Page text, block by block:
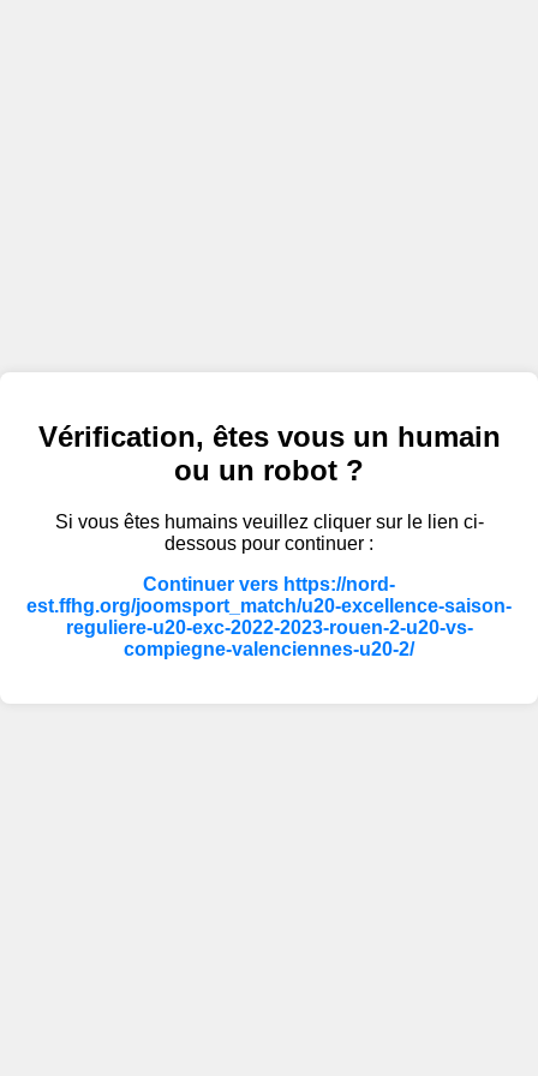
Vérification, êtes vous un humain
ou un robot ?
Si vous êtes humains veuillez cliquer sur le lien ci-
dessous pour continuer :
Continuer vers https://nord-
est.ffhg.org/joomsport_match/u20-excellence-saison-
reguliere-u20-exc-2022-2023-rouen-2-u20-vs-
compiegne-valenciennes-u20-2/